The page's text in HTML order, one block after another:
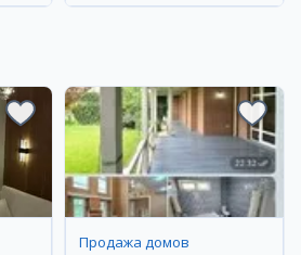
Продажа домов